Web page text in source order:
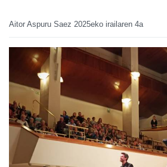
Aitor Aspuru Saez 2025eko irailaren 4a